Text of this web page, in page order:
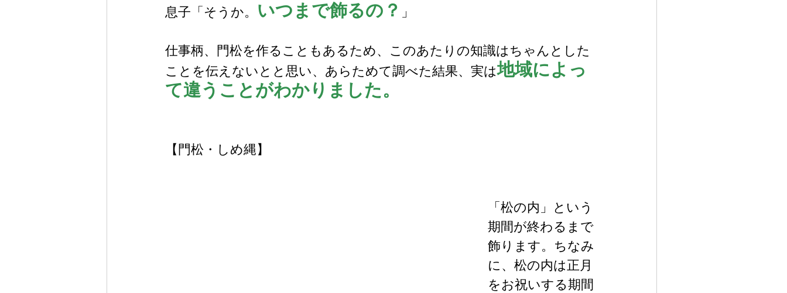
息子「そうか。 いつまで飾るの？ 」
仕事柄、門松を作ることもあるため、このあたりの知識はちゃんとした
ことを伝えないとと思い、あらためて調べた結果、実は地域によっ
て違うことがわかりました。
【門松・しめ縄】
「松の内」という
期間が終わるまで
飾ります。ちなみ
に、松の内は正月
をお祝いする期間